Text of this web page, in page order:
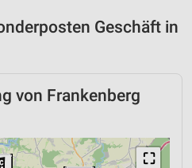
Geschäft in
von Frankenberg
⛶